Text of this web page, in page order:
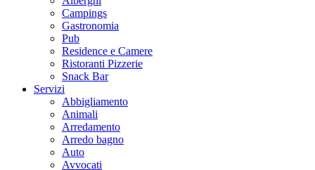
Campings
Gastronomia
Pub
Residence e Camere
Ristoranti Pizzerie
Snack Bar
Servizi
Abbigliamento
Animali
Arredamento
Arredo bagno
Auto
Avvocati